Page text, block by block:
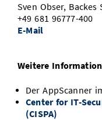
Sven Obser, Backes
+49 681 96777-400
E-Mail
Weitere
Der AppScanner
Center for IT-
(CISPA)